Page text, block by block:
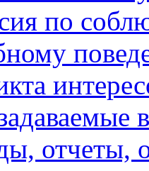
по
отчеты,